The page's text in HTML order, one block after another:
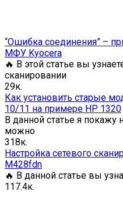
“Ошибка соединения” –
МФУ Kyocera
🔥 В этой статье вы
сканировании
29к.
Как установить старые
10/11 на примере HP 1320
В данной статье я покажу
можно
318к.
Настройка сетевого
M428fdn
🔥 В данной статье вы
1 17.4к.